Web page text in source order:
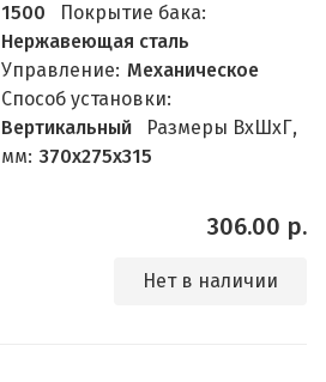
1500
Покрытие бака:
Нержавеющая сталь
Управление: Механическое
Способ установки:
Вертикальный
Размеры ВхШхГ,
мм: 370х275х315
306.00 р.
Нет в наличии